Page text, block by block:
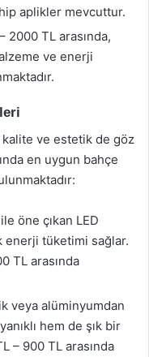
aplikler mevcuttur.
2000 TL arasında,
ve enerji
kalite ve estetik de göz
en uygun bahçe
öne çıkan LED
enerji tüketimi sağlar.
TL arasında
veya alüminyumdan
hem de şık bir
– 900 TL arasında